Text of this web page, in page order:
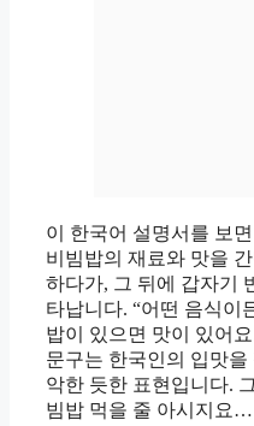
이 한국어 설명서를 보
비빔밥의 재료와 맛을
하다가, 그 뒤에 갑자기
타납니다. “어떤 음식이
밥이 있으면 맛이 있어
문구는 한국인의 입맛을
악한 듯한 표현입니다.
빔밥 먹을 줄 아시지요…